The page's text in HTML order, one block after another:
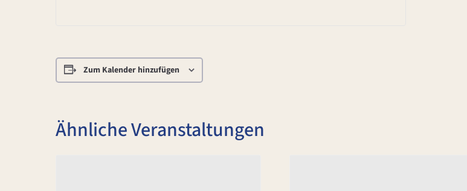
Zum Kalender hinzufügen
Ähnliche Veranstaltungen